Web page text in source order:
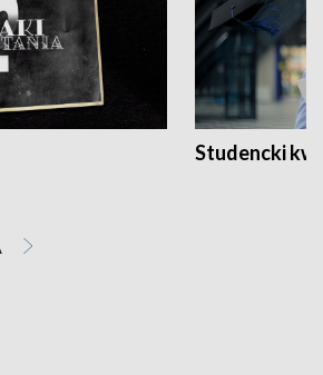
Studencki